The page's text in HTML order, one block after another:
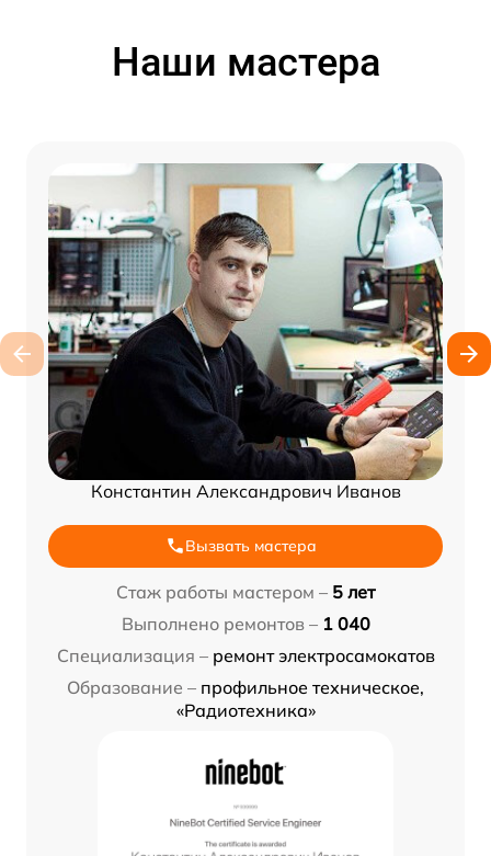
Наши мастера
Константин Александрович Иванов
Вызвать мастера
Стаж работы мастером – 5 лет
Выполнено ремонтов – 1 040
Специализация – ремонт электросамокатов
Образование – профильное техническое,
«Радиотехника»